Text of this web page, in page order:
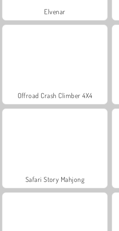
Elvenar
Offroad Crash Climber 4X4
Safari Story Mahjong